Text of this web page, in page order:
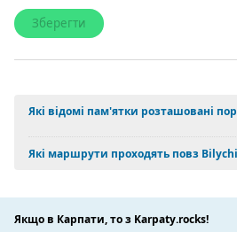
Які відомі пам'ятки розташовані
Які маршрути проходять повз
Якщо в Карпати, то з Karpaty.rocks!